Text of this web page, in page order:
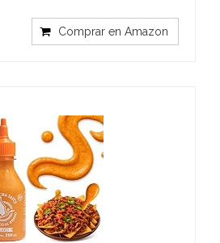
Comprar en Amazon